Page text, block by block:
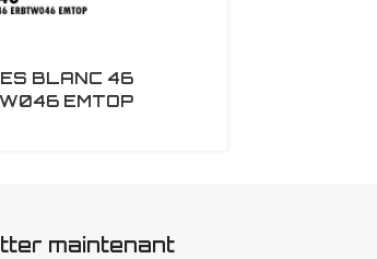
BLANC 46
EMTOP
maintenant